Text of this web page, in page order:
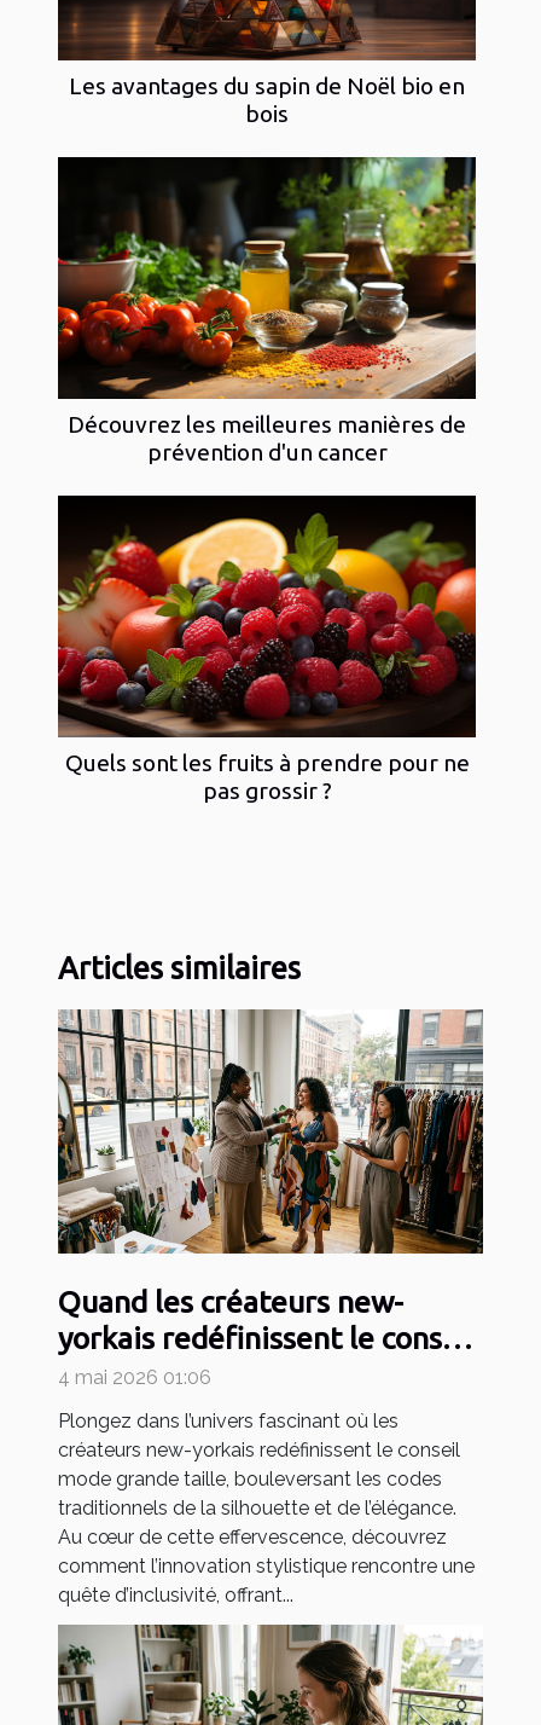
Les avantages du sapin de Noël bio en
bois
Découvrez les meilleures manières de
prévention d'un cancer
Quels sont les fruits à prendre pour ne
pas grossir ?
Articles similaires
Quand les créateurs new-
yorkais redéfinissent le conseil
mode grande taille
4 mai 2026 01:06
Plongez dans l’univers fascinant où les
créateurs new-yorkais redéfinissent le conseil
mode grande taille, bouleversant les codes
traditionnels de la silhouette et de l’élégance.
Au cœur de cette effervescence, découvrez
comment l’innovation stylistique rencontre une
quête d’inclusivité, offrant...